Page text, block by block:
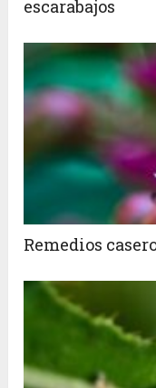
escarabajos
Remedios